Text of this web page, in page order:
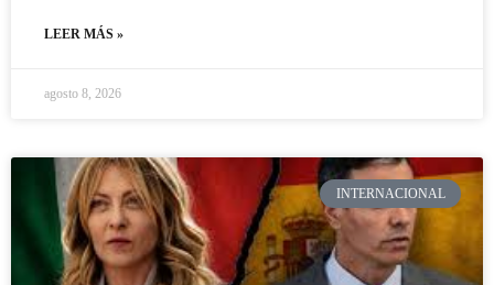
LEER MÁS »
agosto 8, 2026
INTERNACIONAL